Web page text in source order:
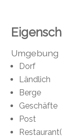
Umgebung
Dorf
Ländlich
Berge
Geschäfte
Post